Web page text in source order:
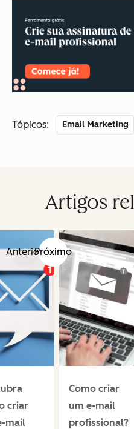
Tópicos: Email Marketing
Artigos
AnteriorPróximo
criar
mail
Como criar
um e-mail
profissional?